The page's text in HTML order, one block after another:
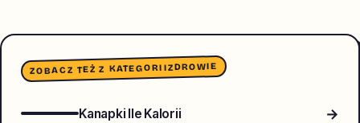
ZOBACZ TEŻ Z KATEGORIIZDROWIE
Kanapki Ile Kalorii →